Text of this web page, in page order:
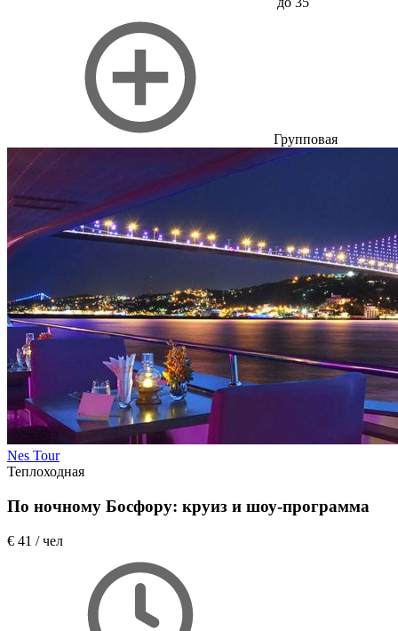
Групповая
Nes Tour
Теплоходная
По ночному Босфору: круиз и шоу-программа
€ 41 / чел